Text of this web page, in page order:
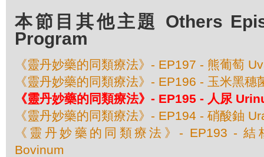
本節目其他主題 Others
Program
《靈丹妙藥的同類療法》- EP197 - 熊葡萄
《靈丹妙藥的同類療法》- EP196 - 玉米黑
《靈丹妙藥的同類療法》- EP195 - 人尿
《靈丹妙藥的同類療法》- EP194 - 硝酸鈾
《靈丹妙藥的同類療法》- EP193 - 結
Bovinum